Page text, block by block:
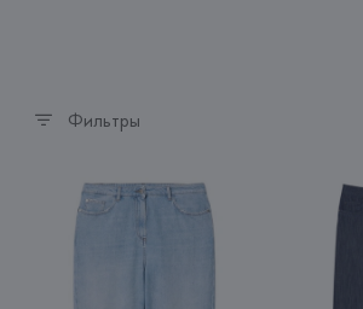
Фильтры